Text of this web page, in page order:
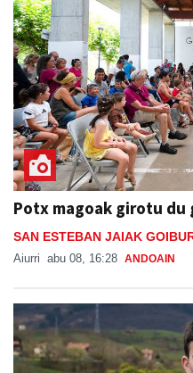
Potx magoak girotu du
SAN ESTEBAN JAIAK
Aiurri abu 08, 16:28 ANDOAIN